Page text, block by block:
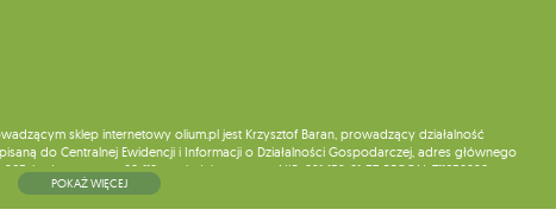
sklep internetowy olium.pl jest Krzysztof Baran, prowadzący działalność
do Centralnej Ewidencji i Informacji o Działalności Gospodarczej, adres głównego
kod pocztowy: 08-110, posiadający numer NIP: 821-152-01-37, REGON: 711650928 .
do chwili rezygnacji z subskrypcji.
POKAŻ WIĘCEJ